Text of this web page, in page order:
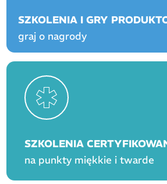
SZKOLENIA I GRY
graj o nagrody
SZKOLENIA
na punkty miękkie i twarde